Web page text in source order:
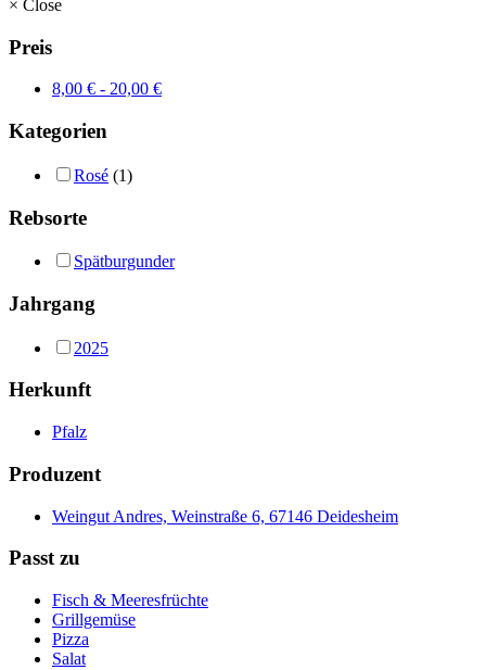
× Close
Preis
8,00 € - 20,00 €
Kategorien
Rosé (1)
Rebsorte
Spätburgunder
Jahrgang
2025
Herkunft
Pfalz
Produzent
Weingut Andres, Weinstraße 6, 67146 Deidesheim
Passt zu
Fisch & Meeresfrüchte
Grillgemüse
Pizza
Salat